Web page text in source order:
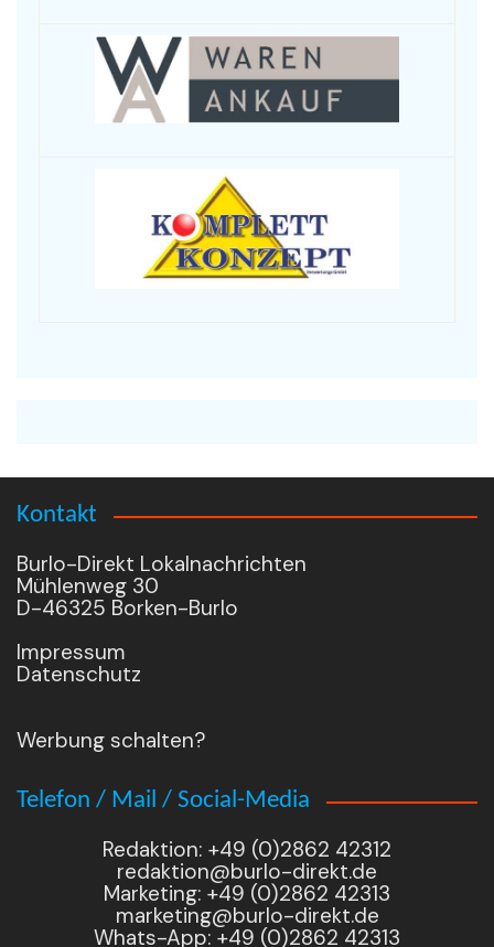
Kontakt
Burlo-Direkt Lokalnachrichten
Mühlenweg 30
D-46325 Borken-Burlo
Impressum
Datenschutz
Werbung schalten?
Telefon / Mail / Social-Media
Redaktion: +49 (0)2862 42312
redaktion@burlo-direkt.de
Marketing: +49 (0)2862 42313
marketing@burlo-direkt.de
Whats-App: +49 (0)2862 42313